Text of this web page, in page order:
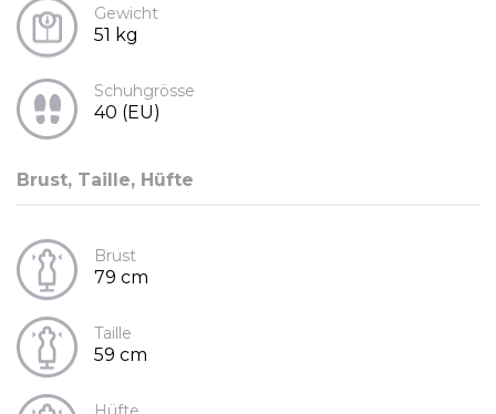
Gewicht
51 kg
Schuhgrösse
40 (EU)
Brust, Taille, Hüfte
Brust
79 cm
Taille
59 cm